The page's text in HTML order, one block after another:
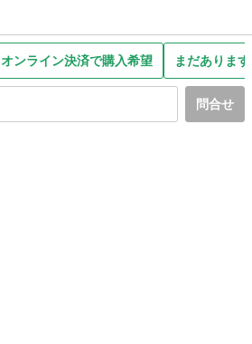
オンライン決済で購入希望 まだありま
問合せ